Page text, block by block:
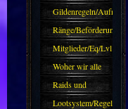
(DAW)
Gildenregeln/Aufnahme
Ränge/Beförderungen
Mitglieder/Eq/Lvl
Woher wir alle
kommen.
Raids und
Zubehör
Lootsystem/Regeln